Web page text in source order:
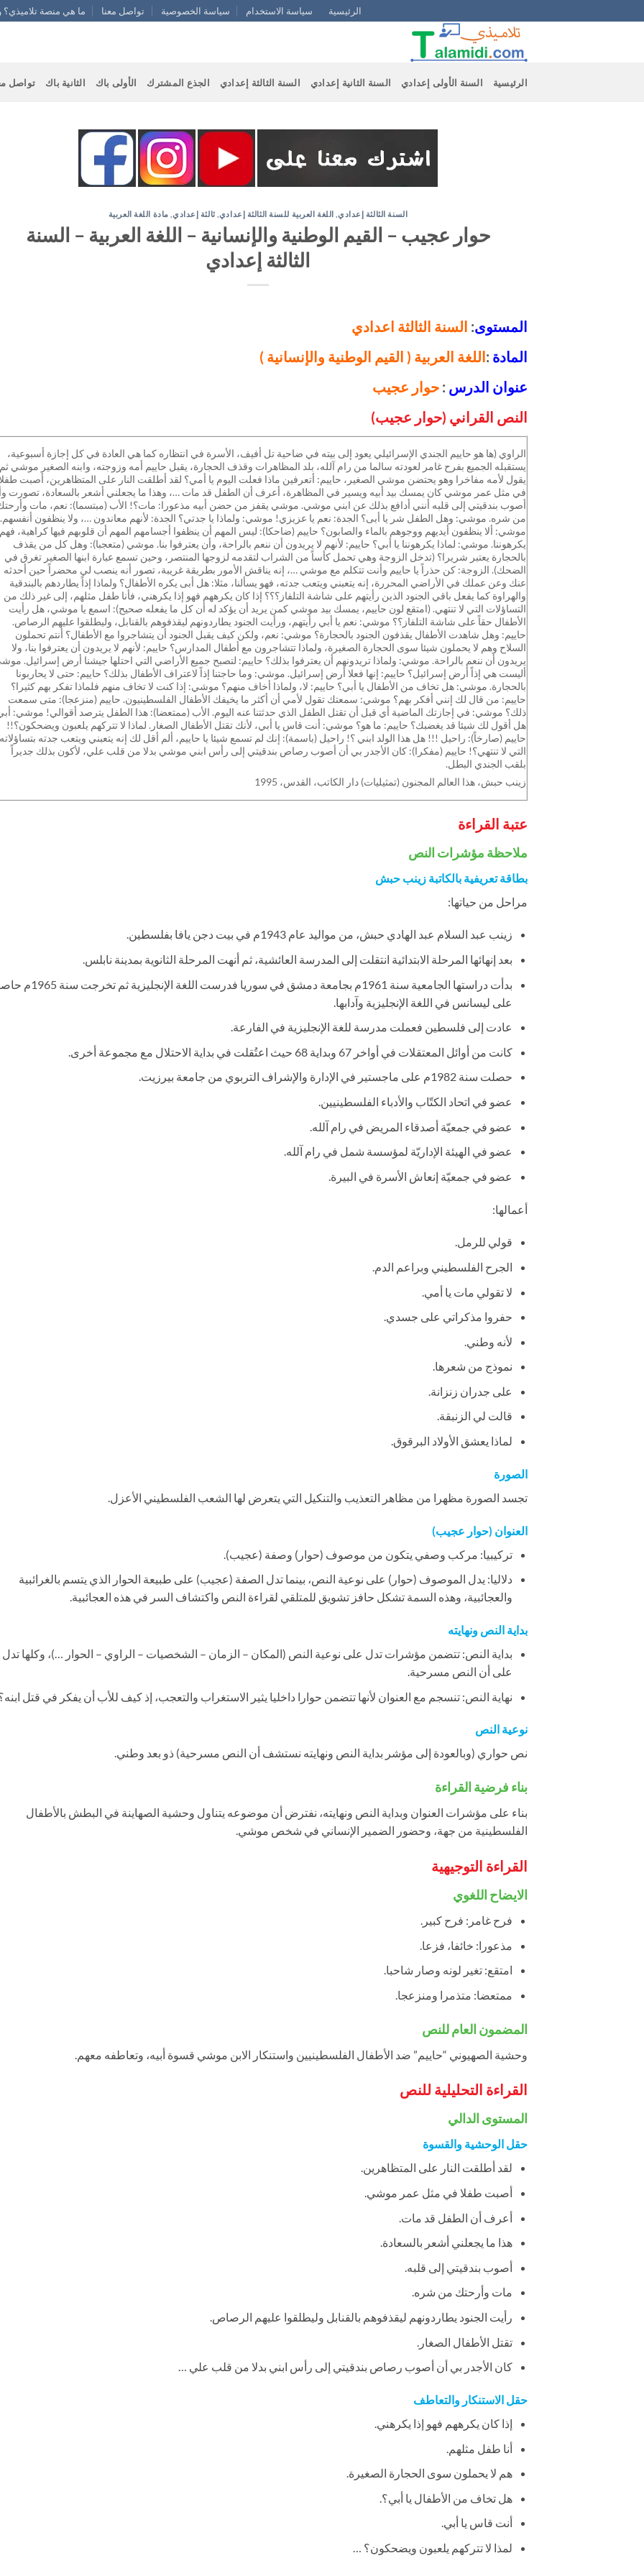
to
الرئيسية سياسة الاستخدام سياسة الخصوصية تواصل معنا ما هي منصة تلاميذي؟
الرئيسية السنة الأولى إعدادي السنة الثانية إعدادي السنة الثالثة إعدادي الجذع المشترك الأولى باك الثانية باك تواصل
السنة الثالثة إعدادي, اللغة العربية للسنة الثالثة إعدادي ثالثة إعدادي مادة اللغة العربية
حوار عجيب – القيم الوطنية والإنسانية – اللغة العربية – السنة
الثالثة إعدادي
المستوى: السنة الثالثة اعدادي
المادة :اللغة العربية ( القيم الوطنية والإنسانية )
عنوان الدرس : حوار عجيب
النص القراني (حوار عجيب)
الراوي (ها هو حاييم الجندي الإسرائيلي يعود إلى بيته في ضاحية تل أفيف، الأسرة في انتظاره كما هي العادة في كل إجازة أسبوعية،
يستقبله الجميع بفرح غامر لعودته سالما من رام آلله، بلد المظاهرات وقذف الحجارة، يقبل حاييم أمه وزوجته، وابنه الصغير موشي ثم
يقول لأمه مفاخرا وهو يحتضن موشي الصغير، حاييم: أتعرفين ماذا فعلت اليوم يا أمي؟ لقد أطلقت النار على المتظاهرين، أصبت
في مثل عمر موشي كان يمسك بيد أبيه ويسير في المظاهرة، أعرف أن الطفل قد مات …، وهذا ما يجعلني أشعر بالسعادة، تصورت
أصوب بندقيتي إلى قلبه أنني أدافع بذلك عن ابني موشي. موشي يقفز من حضن أبيه مذعورا: مات؟! الأب (مبتسما): نعم، مات
من شره. موشي: وهل الطفل شر يا أبى؟ الجدة: نعم يا عزيزي! موشي: ولماذا يا جدتي؟ الجدة: لأنهم معاندون …، ولا ينظفون أنفسهم.
موشي: ألا ينظفون أيديهم ووجوهم بالماء والصابون؟ حاييم (ضاحكا): ليس المهم أن ينظفوا أجسامهم المهم أن قلوبهم فيها كراهية، فهم
يكرهوننا. موشي: لماذا يكرهوننا يا أبي؟ حاييم: لأنهم لا يريدون أن ننعم بالراحة، وأن يعترفوا بنا. موشي (متعجبا): وهل كل من يقذف
بالحجارة يعتبر شريرا؟ (تدخل الزوجة وهي تحمل كأساً من الشراب لتقدمه لزوجها المنتصر، وحين تسمع عبارة ابنها الصغير تغرق في
الضحك). الزوجة: كن حذراً يا حاييم وأنت تتكلم مع موشي …، إنه يناقش الأمور بطريقة غريبة، تصور أنه ينصب لي محضراً حين أحدثه
عنك وعن عملك في الأراضي المحررة، إنه يتعبني ويتعب جدته، فهو يسألنا، مثلا: هل أبى يكره الأطفال؟ ولماذا إذاً يطاردهم بالبندقية
والهراوة كما يفعل باقي الجنود الذين رأيتهم على شاشة التلفاز؟؟؟ إذا كان يكرههم فهو إذا يكرهني، فأنا طفل مثلهم، إلى غير ذلك من
التساؤلات التي لا تنتهي. (امتقع لون حاييم، يمسك بيد موشي كمن يريد أن يؤكد له أن كل ما يفعله صحيح): اسمع يا موشي، هل رأيت
الأطفال حقاً على شاشة التلفاز؟؟ موشي: نعم يا أبي رأيتهم، ورأيت الجنود يطاردونهم ليقذفوهم بالقنابل، وليطلقوا عليهم الرصاص.
حاييم: وهل شاهدت الأطفال يقذفون الجنود بالحجارة؟ موشي: نعم، ولكن كيف يقبل الجنود أن يتشاجروا مع الأطفال؟ أنتم تحملون
السلاح وهم لا يحملون شيئا سوى الحجارة الصغيرة، ولماذا تتشاجرون مع أطفال المدارس؟ حاييم: لأنهم لا يريدون أن يعترفوا بنا، ولا
يريدون أن ننعم بالراحة. موشي: ولماذا تريدونهم أن يعترفوا بذلك؟ حاييم: لتصبح جميع الأراضي التي احتلها جيشنا أرض إسرائيل.
أليست هي إذاً أرض إسرائيل؟ حاييم: إنها فعلا أرض إسرائيل. موشي: وما حاجتنا إذاً لاعتراف الأطفال بذلك؟ حاييم: حتى لا يحاربونا
بالحجارة. موشي: هل تخاف من الأطفال يا أبي؟ حاييم: لا، ولماذا أخاف منهم؟ موشي: إذا كنت لا تخاف منهم فلماذا تفكر بهم كثيرا؟
حاييم: من قال لك إنني أفكر بهم؟ موشي: سمعتك تقول لأمي أن أكثر ما يخيفك الأطفال الفلسطينيون. حاييم (منزعجا): متى سمعت
ذلك؟ موشي: في إجازتك الماضية أي قبل أن تقتل الطفل الذي حدثتنا عنه اليوم. الأب (ممتعضا): هذا الطفل يترصد أقوالي! موشي:
هل أقول لك شيئا قد يغضبك؟ حاييم: ما هو؟ موشي: أنت قاس يا أبي، لأنك تقتل الأطفال الصغار. لماذا لا تتركهم يلعبون ويضحكون؟!!
حاييم (صارخاً): راحيل !!! هل هذا الولد ابني ؟! راحيل (باسمة): إنك لم تسمع شيئا يا حاييم، ألم أقل لك إنه يتعبني ويتعب جدته بتساؤلاته
التي لا تنتهي؟! حاييم (مفكرا): كان الأجدر بي أن أصوب رصاص بندقيتي إلى رأس ابني موشي بدلا من قلب علي، لأكون بذلك جديراً
بلقب الجندي البطل.
زينب حبش، هذا العالم المجنون (تمثيليات) دار الكاتب، القدس، 1995
عتبة القراءة
ملاحظة مؤشرات النص
بطاقة تعريفية بالكاتبة زينب حبش
مراحل من حياتها:
زينب عبد السلام عبد الهادي حبش، من مواليد عام 1943م في بيت دجن يافا بفلسطين.
بعد إنهائها المرحلة الابتدائية انتقلت إلى المدرسة العائشية، ثم أنهت المرحلة الثانوية بمدينة نابلس.
بدأت دراستها الجامعية سنة 1961م بجامعة دمشق في سوريا فدرست اللغة
على ليسانس في اللغة الإنجليزية وآدابها.
عادت إلى فلسطين فعملت مدرسة للغة الإنجليزية في الفارعة.
كانت من أوائل المعتقلات في أواخر 67 وبداية 68 حيث اعتُقلت في بداية الاحتلال مع مجموعة أخرى.
حصلت سنة 1982م على ماجستير في الإدارة والإشراف التربوي من جامعة بيرزيت.
عضو في اتحاد الكتّاب والأدباء الفلسطينيين.
عضو في جمعيّة أصدقاء المريض في رام آلله.
عضو في الهيئة الإداريّة لمؤسسة شمل في رام آلله.
عضو في جمعيّة إنعاش الأسرة في البيرة.
أعمالها:
قولي للرمل.
الجرح الفلسطيني وبراعم الدم.
لا تقولي مات يا أمي.
حفروا مذكراتي على جسدي.
لأنه وطني.
نموذج من شعرها.
على جدران زنزانة.
قالت لي الزنبقة.
لماذا يعشق الأولاد البرقوق.
الصورة
تجسد الصورة مظهرا من مظاهر التعذيب والتنكيل التي يتعرض لها الشعب الفلسطيني الأعزل.
العنوان (حوار عجيب)
تركيبيا: مركب وصفي يتكون من موصوف (حوار) وصفة (عجيب).
دلاليا: يدل الموصوف (حوار) على نوعية النص، بينما تدل الصفة (عجيب) على طبيعة الحوار الذي يتسم بالغرائبية
والعجائبية، وهذه السمة تشكل حافز تشويق للمتلقي لقراءة النص واكتشاف السر في هذه العجائبية.
بداية النص ونهايته
بداية النص: تتضمن مؤشرات تدل على نوعية النص (المكان – الزمان – الشخصيات – الراوي – الحوار …)، وكلها تدل
على أن النص مسرحية.
نهاية النص: تنسجم مع العنوان لأنها تتضمن حوارا داخليا يثير الاستغراب والتعجب، إذ كيف للأب أن يفكر في قتل
نوعية النص
نص حواري (وبالعودة إلى مؤشر بداية النص ونهايته نستشف أن النص مسرحية) ذو بعد وطني.
بناء فرضية القراءة
بناء على مؤشرات العنوان وبداية النص ونهايته، نفترض أن موضوعه يتناول وحشية الصهاينة في البطش بالأطفال
الفلسطينية من جهة، وحضور الضمير الإنساني في شخص موشي.
القراءة التوجيهية
الايضاح اللغوي
فرح غامر: فرح كبير.
مذعورا: خائفا، فزعا.
امتقع: تغير لونه وصار شاحبا.
ممتعضا: متذمرا ومنزعجا.
المضمون العام للنص
وحشية الصهيوني “حاييم” ضد الأطفال الفلسطينيين واستنكار الابن موشي قسوة أبيه، وتعاطفه معهم.
القراءة التحليلية للنص
المستوى الدالي
حقل الوحشية والقسوة
لقد أطلقت النار على المتظاهرين.
أصبت طفلا في مثل عمر موشي.
أعرف أن الطفل قد مات.
هذا ما يجعلني أشعر بالسعادة.
أصوب بندقيتي إلى قلبه.
مات وأرحتك من شره.
رأيت الجنود يطاردونهم ليقذفوهم بالقنابل وليطلقوا عليهم الرصاص.
تقتل الأطفال الصغار.
كان الأجدر بي أن أصوب رصاص بندقيتي إلى رأس ابني بدلا من قلب علي …
حقل الاستنكار والتعاطف
إذا كان يكرههم فهو إذا يكرهني.
أنا طفل مثلهم.
هم لا يحملون سوى الحجارة الصغيرة.
هل تخاف من الأطفال يا أبي؟.
أنت قاس يا أبي.
لمذا لا تتركهم يلعبون ويضحكون؟ …